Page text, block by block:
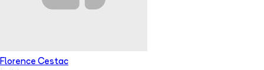
Florence Cestac